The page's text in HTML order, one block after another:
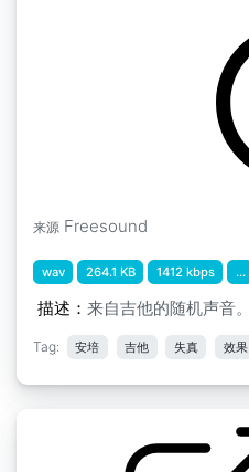
来源 Freesound
wav 264.1 KB 1412 kbps ...
描述： 来自吉他的随机声音。
Tag: 安培 吉他 失真 效果